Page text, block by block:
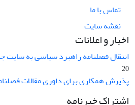
تماس با ما
نقشه سایت
اخبار و اعلانات
انتقال فصلنامه راهبرد سیاسی به سایت
20
پذیرش همکاری برای داوری مقالات
اشتراک خبرنامه